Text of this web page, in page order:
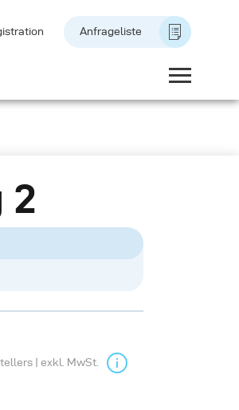
Anfrageliste
2
| exkl. MwSt.